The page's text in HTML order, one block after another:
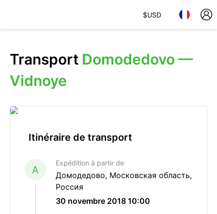
$USD
Transport Domodedovo —
Vidnoye
Itinéraire de transport
A
Expédition à partir de
Домодедово, Московская область,
Россия
30 novembre 2018 10:00